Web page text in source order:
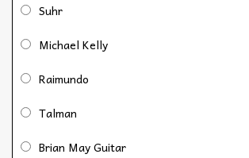
Suhr
Michael Kelly
Raimundo
Talman
Brian May Guitar